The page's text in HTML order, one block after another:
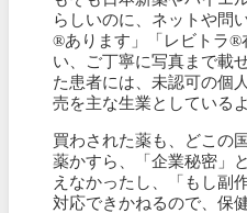
らしいのに、ネットや問
®︎あります」「レビトラ®︎
い、ご丁寧に写真まで載
た患者には、未認可の個
売を主な生業としているよ
買わされた薬も、どこの
薬かすら、「企業秘密」
えなかったし、「もし副
対応できかねるので、保